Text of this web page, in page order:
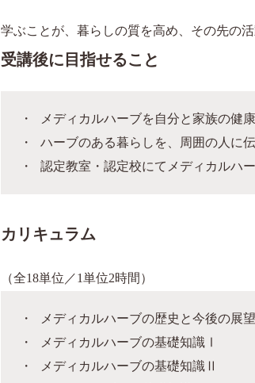
学ぶことが、暮らしの質を高め、その先の
受講後に目指せること
メディカルハーブを自分と家族の健
ハーブのある暮らしを、周囲の人に
認定教室・認定校にてメディカルハ
カリキュラム
（全18単位／1単位2時間）
メディカルハーブの歴史と今後の展望
メディカルハーブの基礎知識Ⅰ
メディカルハーブの基礎知識Ⅱ